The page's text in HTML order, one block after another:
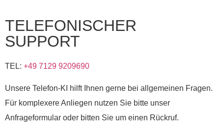
TELEFONISCHER
SUPPORT
TEL: +49 7129 9209690
Unsere Telefon-KI hilft Ihnen gerne bei allgemeinen Fragen.
Für komplexere Anliegen nutzen Sie bitte unser
Anfrageformular oder bitten Sie um einen Rückruf.